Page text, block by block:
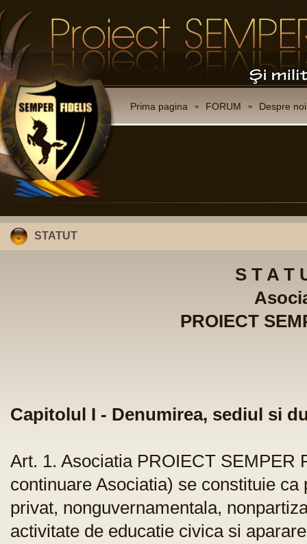
Prima pagina FORUM Despre noi
STATUT
S T A T
PROIECT
Capitolul I - Denumirea, sediul si
Art. 1. Asociatia PROIECT SEMPER
continuare Asociatia) se constituie
privat, nonguvernamentala,
activitate de educatie civica si